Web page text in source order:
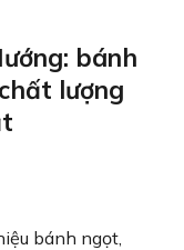
bánh
lượng
bánh ngọt,